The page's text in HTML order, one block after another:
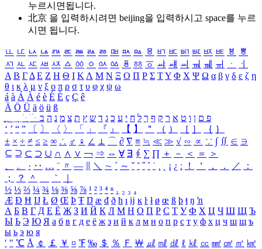
누르시면됩니다.
北京 을 입력하시려면 beijing을 입력하시고 space를 누르
시면 됩니다.
ㅥ ㅦ ㅧ ㅨ ㅩ ㅪ ㅫ ㅬ ㅭ ㅮ ㅯ ㅰ ㅱ ㅲ ㅳ ㅴ ㅵ ㅶ ㅷ ㅸ
ㅹ
ㅺ ㅻ ㅼ ㅽ ㅾ ㅿ ㆀ ㆁ ㆂ ㆃ ㆄ ㆅ ㆆ ㆇ ㆈ ㆉ ㆊ ㆋ ㆌ ㆍ
ㆎ
Α Β ΓΔ Ε Ζ Η Θ Ι ΚΛ Μ Ν Ξ Ο Π Ρ Σ ΤΥ Φ Χ Ψ Ω α β γ δ ε ζ η
θ ι κ λ μ ν ξ ο π ρ σ τ υ φ χ ψ ω
á à Á À é è É È ç Ç ê
Ä Ö Ü ä ö ü ß
ִֶֹ ֻּ ׁׂ פ ם ן ו ט א ר ק ף ך ל ח י ע כ ג ד ש ץ ת צ מ נ ה ב
‘ ’ “ ” 〔 〕 〈 〉 「 」 『 』 【 】 ＂ （ ） ［ ］ ｛ ｝
± × ÷ ≠ ≤ ≥ ∞ ∴ ♂ ♀ ∠ ⊥ ⌒ ∂ ∇ ≡ ≒ ≪ ≫ √ ∽ ∝ ∵ ∫ ∬ ∈ ∋
⊆ ⊇ ⊂ ⊃ ∪ ∩ ∧ ∨ ￢ ⇒ ⇔ ∀ ∃ ∮ ∑ ∏ ＋ － ＜ ＝
＞
、
。 · ‥ … ¨ 〃 ― ＼ ∼ ´ ～ ˇ ˘ ˝ ˚ ˙ ¸ ¡ ¿ ː ！ ＇ ， ． ／
：
；
？ ＾ ｀
½ ⅓ ⅔ ¼ ¾ ⅛ ⅜ ⅝ ⅞ ¹ ² ³ ⁴ ⁿ ₁ ₂ ₃ ₄
Æ Ð Ħ Ĳ Ł Ø Œ Þ Ŧ Ŋ æ đ ð ħ ı ĳ ĸ ŀ ł ø œ ß þ ŧ ŋ ŉ
А Б В Г Д Е Ё Ж З И Й К Л М Н О П Р С Т У Ф Х Ц Ч Ш Щ Ъ
Ы Ь Э Ю Я а б в г д е ё ж з и й к л м н о п р с т у ф х ц ч ш щ ъ
ы ь э ю я
′ ″ ℃ Å ￠ ￡ ￥ ¤ ℉ ‰ ＄ ％ Ｆ ￦ ㎕ ㎖ ㎗ ℓ ㎘ ㏄ ㎣ ㎤ ㎥ ㎦